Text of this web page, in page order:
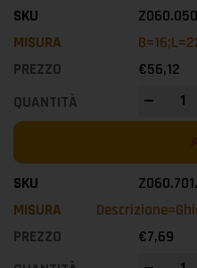
€56,12
€7,69